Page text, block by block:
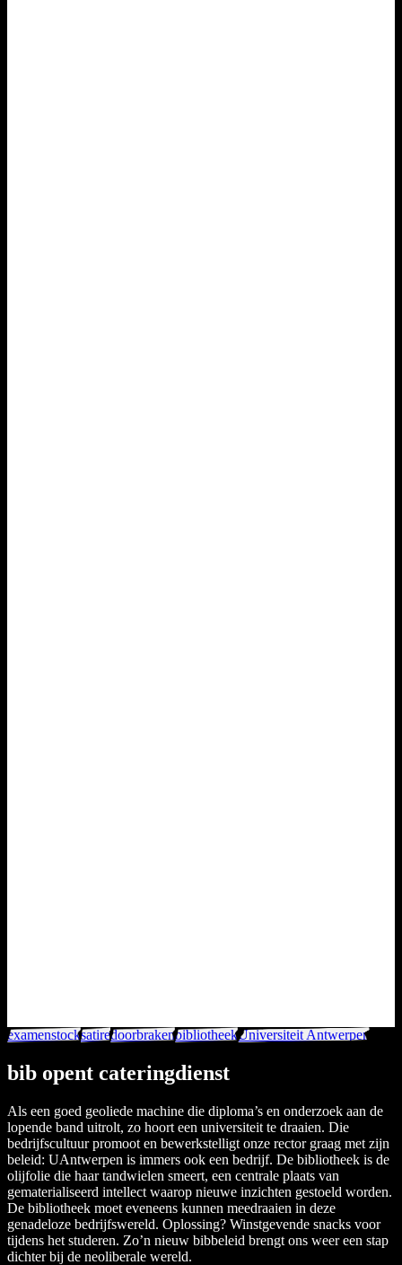
examenstocksatiredoorbrakenbibliotheekUniversiteit Antwerpen
bib opent cateringdienst
Als een goed geoliede machine die diploma’s en onderzoek aan de
lopende band uitrolt, zo hoort een universiteit te draaien. Die
bedrijfscultuur promoot en bewerkstelligt onze rector graag met zijn
beleid: UAntwerpen is immers ook een bedrijf. De bibliotheek is de
olijfolie die haar tandwielen smeert, een centrale plaats van
gematerialiseerd intellect waarop nieuwe inzichten gestoeld worden.
De bibliotheek moet eveneens kunnen meedraaien in deze
genadeloze bedrijfswereld. Oplossing? Winstgevende snacks voor
tijdens het studeren. Zo’n nieuw bibbeleid brengt ons weer een stap
dichter bij de neoliberale wereld.